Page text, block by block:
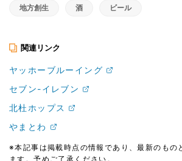
地方創生 酒 ビール
関連リンク
ヤッホーブルーイング
セブン-イレブン
北杜ホップス
やまとわ
※本記事は掲載時点の情報であり、最新のもの
ます。予めご了承ください。